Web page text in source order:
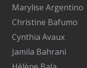
Marylise Argentino
Christine Bafumo
Cynthia Avaux
Jamila Bahrani